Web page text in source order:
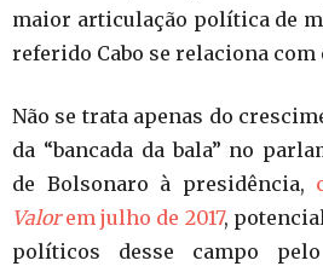
maior articulação política de
referido Cabo se relaciona com
Não se trata apenas do
da “bancada da bala” no
de Bolsonaro à presidência,
Valorem julho de 2017,
políticos desse campo